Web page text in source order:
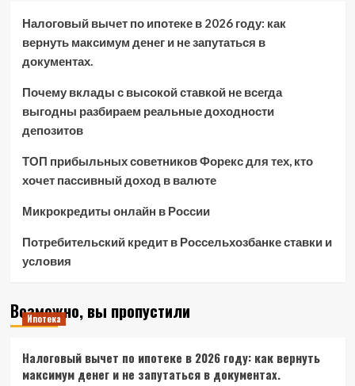
Налоговый вычет по ипотеке в 2026 году: как
вернуть максимум денег и не запутаться в
документах.
Почему вклады с высокой ставкой не всегда
выгодны разбираем реальные доходности
депозитов
ТОП прибыльных советников Форекс для тех, кто
хочет пассивный доход в валюте
Микрокредиты онлайн в России
Потребительский кредит в Россельхозбанке ставки и
условия
Возможно, вы пропустили
Ипотека
Налоговый вычет по ипотеке в 2026 году: как вернуть
максимум денег и не запутаться в документах.